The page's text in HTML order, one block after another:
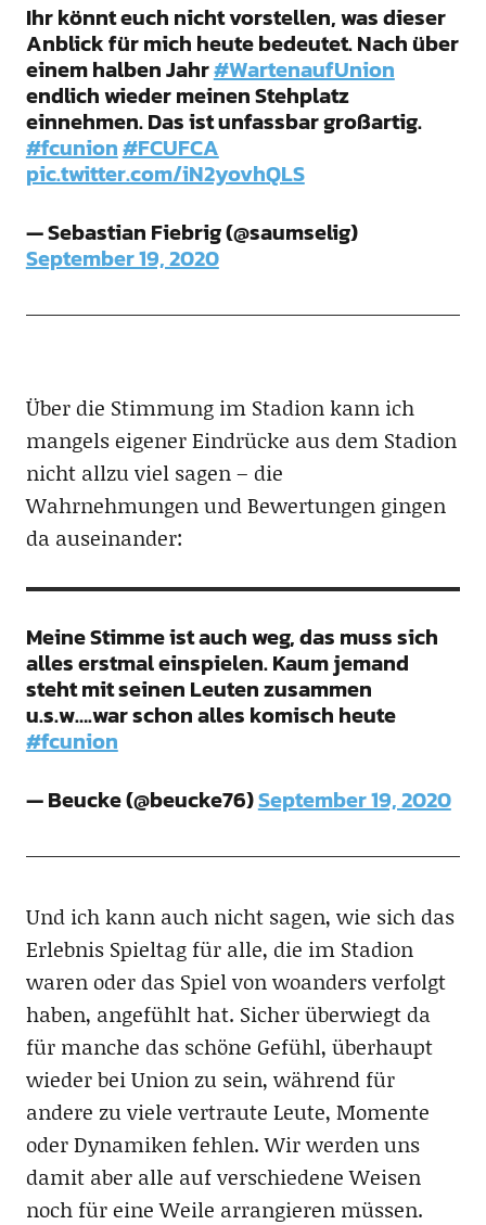
Ihr könnt euch nicht vorstellen, was dieser
Anblick für mich heute bedeutet. Nach über
einem halben Jahr#WartenaufUnion
endlich wieder meinen Stehplatz
einnehmen. Das ist unfassbar großartig.
#fcunion#FCUFCA
pic.twitter.com/iN2yovhQLS
— Sebastian Fiebrig (@saumselig)
September 19, 2020
Über die Stimmung im Stadion kann ich
mangels eigener Eindrücke aus dem Stadion
nicht allzu viel sagen – die
Wahrnehmungen und Bewertungen gingen
da auseinander:
Meine Stimme ist auch weg, das muss sich
alles erstmal einspielen. Kaum jemand
steht mit seinen Leuten zusammen
u.s.w….war schon alles komisch heute
#fcunion
— Beucke (@beucke76)September 19, 2020
Und ich kann auch nicht sagen, wie sich das
Erlebnis Spieltag für alle, die im Stadion
waren oder das Spiel von woanders verfolgt
haben, angefühlt hat. Sicher überwiegt da
für manche das schöne Gefühl, überhaupt
wieder bei Union zu sein, während für
andere zu viele vertraute Leute, Momente
oder Dynamiken fehlen. Wir werden uns
damit aber alle auf verschiedene Weisen
noch für eine Weile arrangieren müssen.